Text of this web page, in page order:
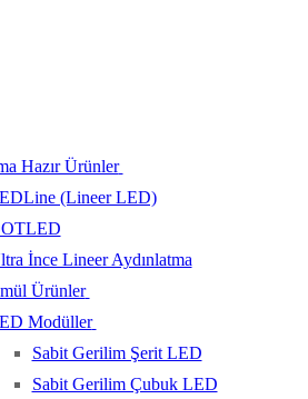
Hazır Ürünler
(Lineer LED)
İnce Lineer Aydınlatma
Ürünler
Modüller
Sabit Gerilim Şerit LED
Sabit Gerilim Çubuk LED